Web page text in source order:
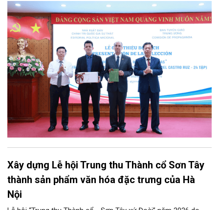
Nhà xuất bản Chính trị quốc gia Sự thật phối hợp với Ban Tuyên
giáo Trung ương tổ chức Lễ giới thiệu bộ sách “Tuyển tập các
tác phẩm chọn lọc của Tổng Tư lệnh Fidel Castro Ruz” gồm 24
tập bằng tiếng Tây Ban Nha.
Xây dựng Lễ hội Trung thu Thành cổ Sơn Tây
thành sản phẩm văn hóa đặc trưng của Hà
Nội